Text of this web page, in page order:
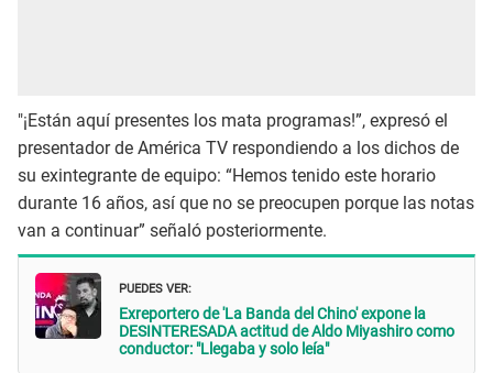
"¡Están aquí presentes los mata programas!”, expresó el
presentador de América TV respondiendo a los dichos de
su exintegrante de equipo: “Hemos tenido este horario
durante 16 años, así que no se preocupen porque las notas
van a continuar” señaló posteriormente.
PUEDES VER:
Exreportero de 'La Banda del Chino' expone la
DESINTERESADA actitud de Aldo Miyashiro como
conductor: "Llegaba y solo leía"